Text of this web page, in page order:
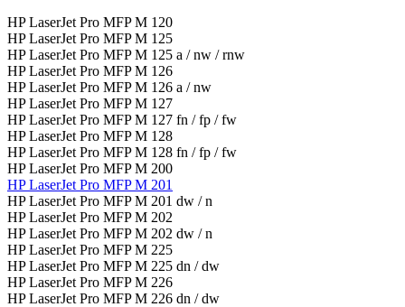
HP LaserJet Pro MFP M 120
HP LaserJet Pro MFP M 125
HP LaserJet Pro MFP M 125 a / nw / rnw
HP LaserJet Pro MFP M 126
HP LaserJet Pro MFP M 126 a / nw
HP LaserJet Pro MFP M 127
HP LaserJet Pro MFP M 127 fn / fp / fw
HP LaserJet Pro MFP M 128
HP LaserJet Pro MFP M 128 fn / fp / fw
HP LaserJet Pro MFP M 200
HP LaserJet Pro MFP M 201
HP LaserJet Pro MFP M 201 dw / n
HP LaserJet Pro MFP M 202
HP LaserJet Pro MFP M 202 dw / n
HP LaserJet Pro MFP M 225
HP LaserJet Pro MFP M 225 dn / dw
HP LaserJet Pro MFP M 226
HP LaserJet Pro MFP M 226 dn / dw